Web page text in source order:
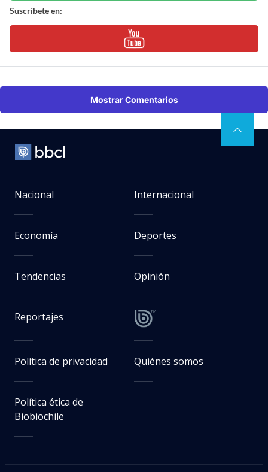
Suscríbete en:
Mostrar Comentarios
Nacional Internacional
Economía Deportes
Tendencias Opinión
Reportajes
Política de privacidad Quiénes somos
Política ética de
Biobiochile